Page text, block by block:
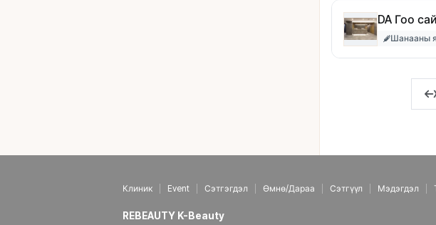
DA Гоо
Шанааны
Клиник Event Сэтгэгдэл Өмнө/Дараа Сэтгүүл Мэдэгдэл
REBEAUTY K-Beauty